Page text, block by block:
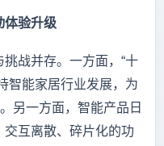
体验升级
战并存。一方面，“十
智能家居行业发展，为
另一方面，智能产品日
互离散、碎片化的功